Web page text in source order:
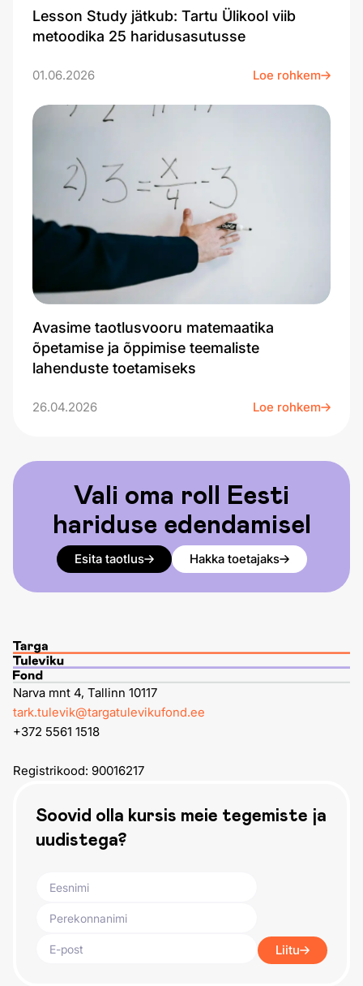
Lesson Study jätkub: Tartu Ülikool viib
metoodika 25 haridusasutusse
01.06.2026 Loe rohkem
Avasime taotlusvooru matemaatika
õpetamise ja õppimise teemaliste
lahenduste toetamiseks
26.04.2026 Loe rohkem
Vali oma roll Eesti
hariduse edendamisel
Esita taotlus Hakka toetajaks
Narva mnt 4, Tallinn 10117
tark.tulevik@targatulevikufond.ee
+372 5561 1518
Registrikood: 90016217
Soovid olla kursis meie tegemiste ja
uudistega?
Liitu